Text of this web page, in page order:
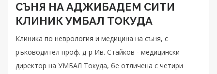
СЪНЯ НА АДЖИБАДЕМ СИТИ
КЛИНИК УМБАЛ ТОКУДА
Клиника по неврология и медицина на съня, с
ръководител проф. д-р Ив. Стайков - медицински
директор на УМБАЛ Токуда, бе отличена с четири